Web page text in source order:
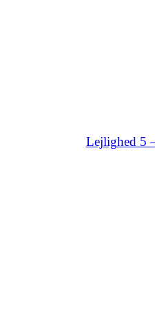
Lejlighed 5